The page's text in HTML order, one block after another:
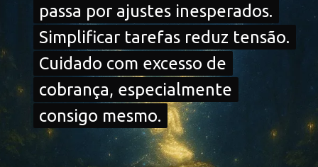
passa por ajustes inesperados.
Simplificar tarefas reduz tensão.
Cuidado com excesso de
cobrança, especialmente
consigo mesmo.
passa por ajustes inesperados.
Simplificar tarefas reduz tensão.
Cuidado com excesso de
cobrança, especialmente
consigo mesmo.